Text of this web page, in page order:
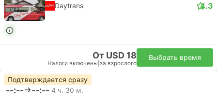
Daytrans 4.3
От USD 18
Налоги включены за взрослого
Выбрать время
Подтверждается сразу
--:-- --:-- 4 ч. 30 м.